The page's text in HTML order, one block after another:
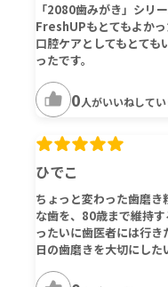
「2080歯みがき」シリ
FreshUPもとてもよかっ
口腔ケアとしてもとても
ったです。
0人がいいねしてい
ひでこ
ちょっと変わった歯磨
な歯を、80歳まで維持
ったいに歯医者には行
日の歯磨きを大切にした